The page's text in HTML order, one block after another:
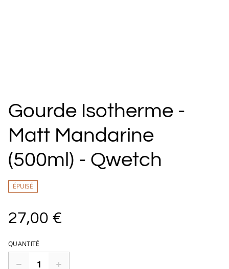
Gourde Isotherme -
Matt Mandarine
(500ml) - Qwetch
ÉPUISÉ
27,00 €
QUANTITÉ